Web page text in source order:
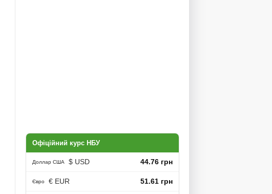
Офіційний курс НБУ
Доллар США $ USD 44.76 грн
Євро € EUR 51.61 грн